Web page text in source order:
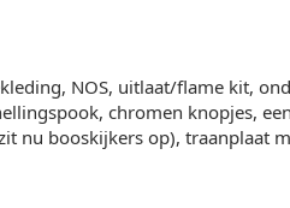
NOS, uitlaat/flame kit,
chromen knopjes,
nu booskijkers op), traanplaat